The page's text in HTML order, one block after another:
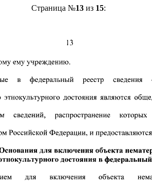
Страница №13из 15: